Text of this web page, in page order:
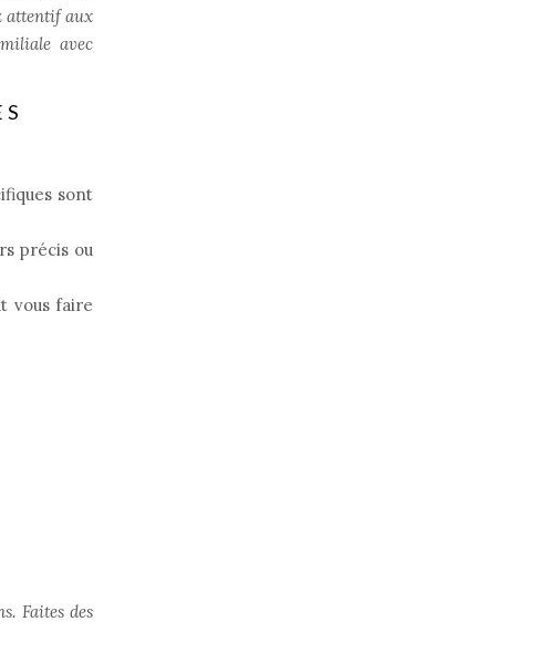
attentif aux
avec
sont
précis ou
vous faire
Faites des